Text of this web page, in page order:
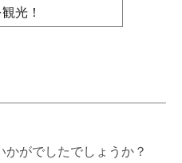
光！
がでしたでしょうか？